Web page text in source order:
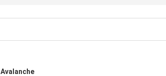
Avalanche